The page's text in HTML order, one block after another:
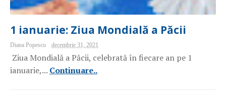
1 ianuarie: Ziua Mondială a Păcii
Diana Popescu decembrie 31, 2021
Ziua Mondială a Păcii, celebrată în fiecare an pe 1
ianuarie,... Continuare..